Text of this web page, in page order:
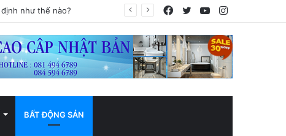
YouTube
Twitter
Facebook
BẤT ĐỘNG SẢN